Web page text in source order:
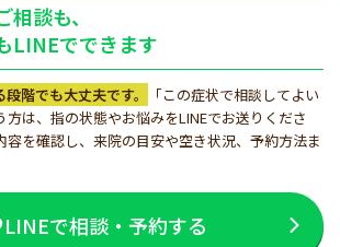
談も、
LINEでできます
階でも大丈夫です。
「この症状で相談してよい
方は、指の状態やお悩みをLINEでお送りくださ
容を確認し、来院の目安や空き状況、予約方法ま
LINEで相談・予約する